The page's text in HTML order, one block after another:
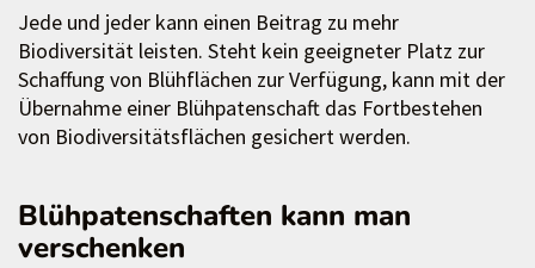
Jede und jeder kann einen Beitrag zu mehr
Biodiversität leisten. Steht kein geeigneter Platz zur
Schaffung von Blühflächen zur Verfügung, kann mit der
Übernahme einer Blühpatenschaft das Fortbestehen
von Biodiversitätsflächen gesichert werden.
Blühpatenschaften kann man
verschenken